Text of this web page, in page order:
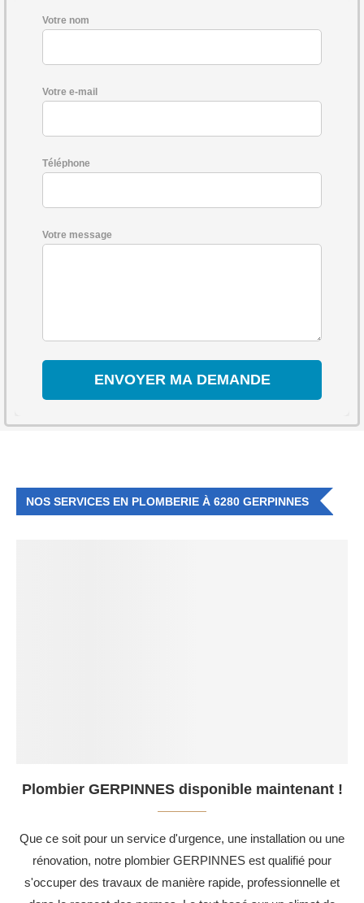
Votre nom
Votre e-mail
Téléphone
Votre message
NOS SERVICES EN PLOMBERIE À 6280 GERPINNES
Plombier GERPINNES disponible maintenant !
Que ce soit pour un service d'urgence, une installation ou une
rénovation, notre plombier GERPINNES est qualifié pour
s'occuper des travaux de manière rapide, professionnelle et